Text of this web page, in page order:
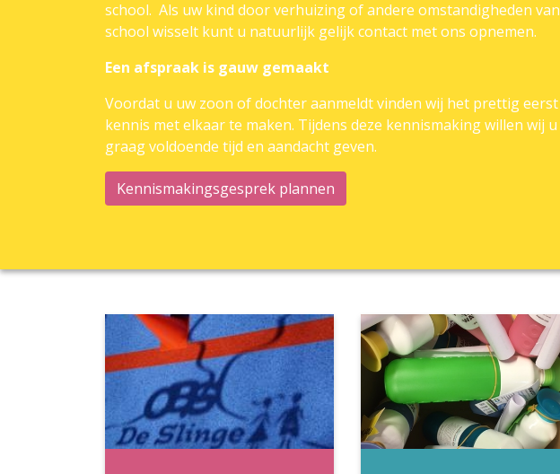
school. Als uw kind door verhuizing of andere omstandigheden van
school wisselt kunt u natuurlijk gelijk contact met ons opnemen.
Een afspraak is gauw gemaakt
Voordat u uw zoon of dochter aanmeldt vinden wij het prettig eerst
kennis met elkaar te maken. Tijdens deze kennismaking willen wij u
graag voldoende tijd en aandacht geven.
Kennismakingsgesprek plannen